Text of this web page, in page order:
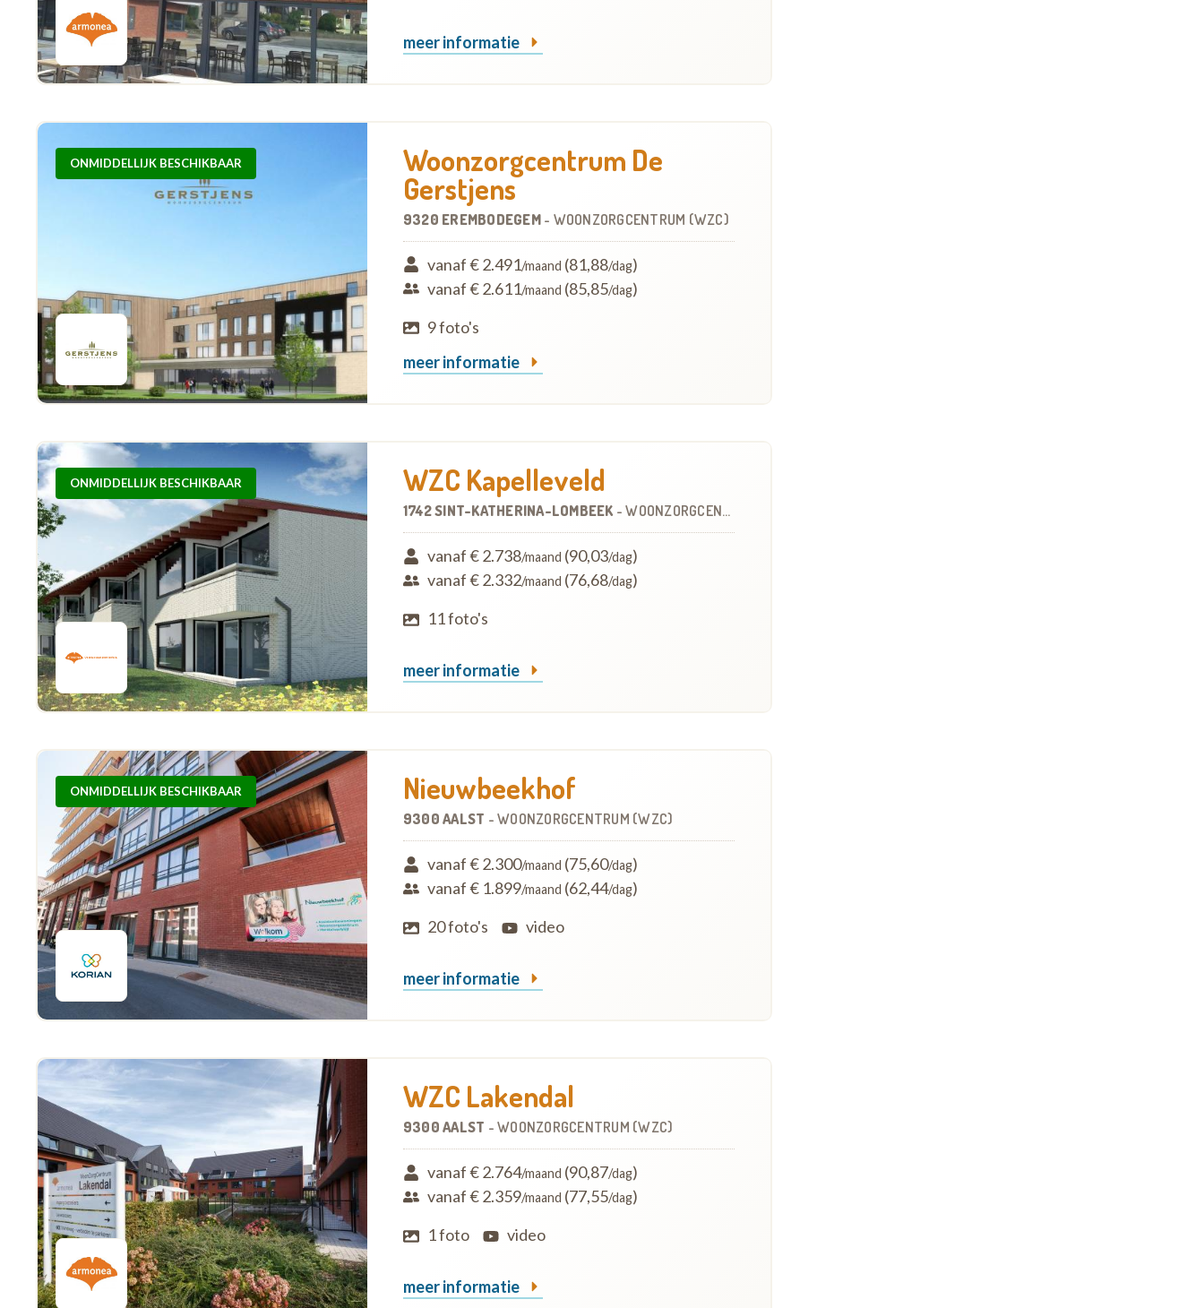
meer informatie
ONMIDDELLIJK BESCHIKBAAR Woonzorgcentrum De
Gerstjens
9320 EREMBODEGEM - WOONZORGCENTRUM (WZC)
vanaf € 2.491/maand (81,88/dag)
vanaf € 2.611/maand (85,85/dag)
9 foto's
meer informatie
ONMIDDELLIJK BESCHIKBAAR WZC Kapelleveld
1742 SINT-KATHERINA-LOMBEEK -WOONZORGCENTRUM (WZC)
vanaf € 2.738/maand (90,03/dag)
vanaf € 2.332/maand (76,68/dag)
11 foto's
meer informatie
ONMIDDELLIJK BESCHIKBAAR Nieuwbeekhof
9300 AALST -WOONZORGCENTRUM (WZC)
vanaf € 2.300/maand (75,60/dag)
vanaf € 1.899/maand (62,44/dag)
20 foto's
video
meer informatie
WZC Lakendal
9300 AALST -WOONZORGCENTRUM (WZC)
vanaf € 2.764/maand (90,87/dag)
vanaf € 2.359/maand (77,55/dag)
1 foto
video
meer informatie